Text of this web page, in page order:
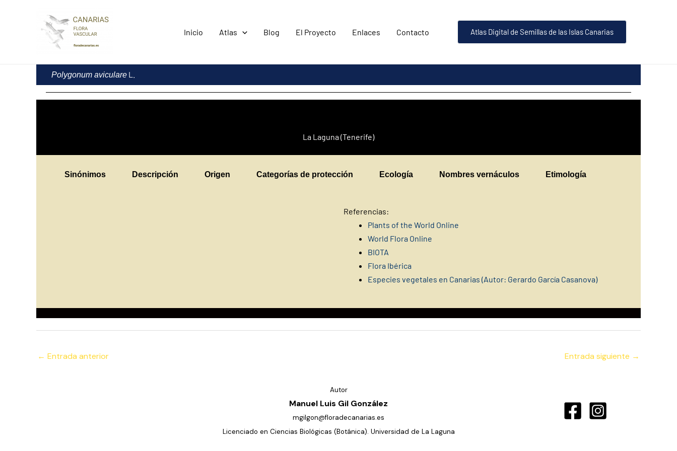
Inicio Atlas Blog El Proyecto Enlaces Contacto Atlas Digital de Semillas de las Islas Canarias
Polygonum aviculare L.
La Laguna (Tenerife)
Sinónimos Descripción Origen Categorías de protección Ecología Nombres vernáculos Etimología
Referencias:
Plants of the World Online
World Flora Online
BIOTA
Flora Ibérica
Especies vegetales en Canarias (Autor: Gerardo García Casanova)
← Entrada anterior Entrada siguiente →
Autor
Manuel Luis Gil González
mgilgon@floradecanarias.es
Licenciado en Ciencias Biológicas (Botánica). Universidad de La Laguna